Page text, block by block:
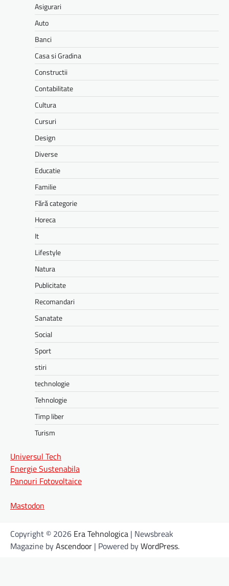
Asigurari
Auto
Banci
Casa si Gradina
Constructii
Contabilitate
Cultura
Cursuri
Design
Diverse
Educatie
Familie
Fără categorie
Horeca
It
Lifestyle
Natura
Publicitate
Recomandari
Sanatate
Social
Sport
stiri
technologie
Tehnologie
Timp liber
Turism
Universul Tech
Energie Sustenabila
Panouri Fotovoltaice
Mastodon
Copyright © 2026 Era Tehnologica | Newsbreak
Magazine byAscendoor | Powered byWordPress.